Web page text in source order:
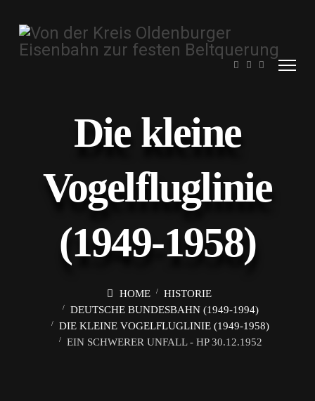
Die kleine
Vogelfluglinie
(1949-1958)
HOME
HISTORIE
DEUTSCHE BUNDESBAHN (1949-1994)
DIE KLEINE VOGELFLUGLINIE (1949-1958)
EIN SCHWERER UNFALL - HP 30.12.1952